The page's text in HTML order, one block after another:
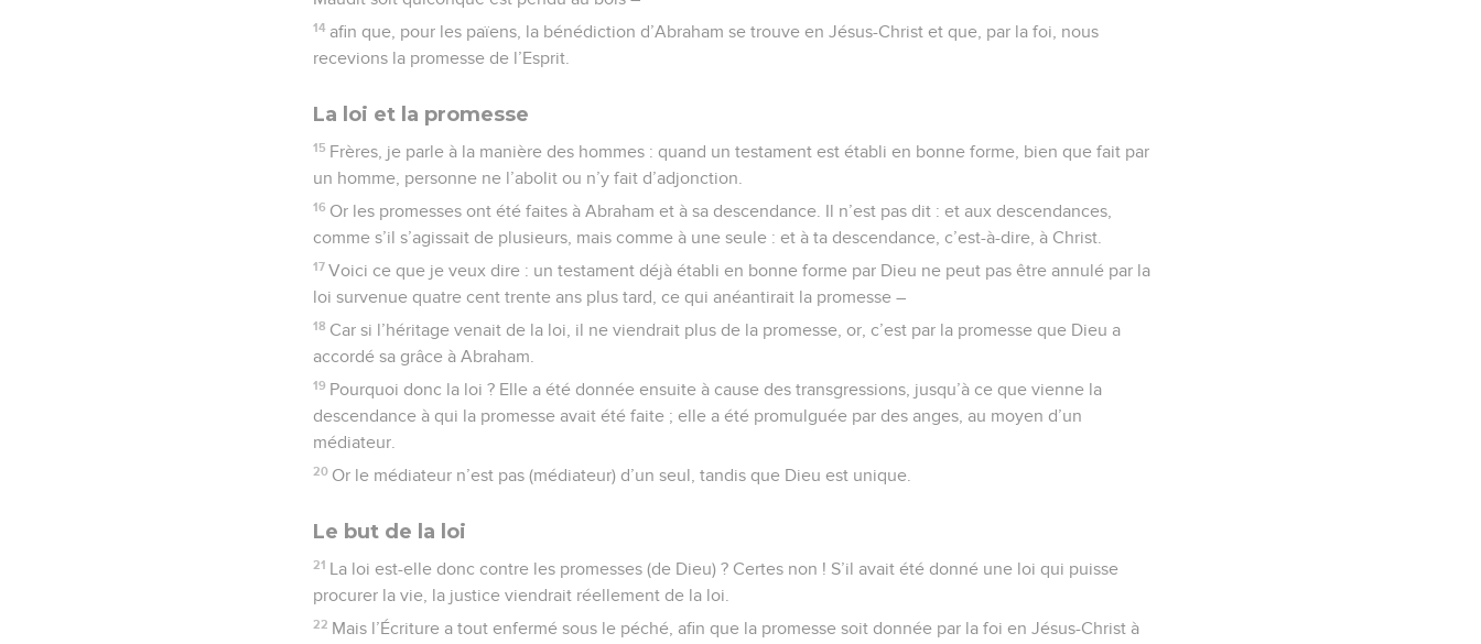
14 afin que, pour les païens, la bénédiction d’Abraham se trouve en Jésus-Christ et que, par la foi, nous
recevions la promesse de l’Esprit.
La loi et la promesse
15 Frères, je parle à la manière des hommes : quand un testament est établi en bonne forme, bien que fait par
un homme, personne ne l’abolit ou n’y fait d’adjonction.
16 Or les promesses ont été faites à Abraham et à sa descendance. Il n’est pas dit : et aux descendances,
comme s’il s’agissait de plusieurs, mais comme à une seule : et à ta descendance, c’est-à-dire, à Christ.
17 Voici ce que je veux dire : un testament déjà établi en bonne forme par Dieu ne peut pas être annulé par la
loi survenue quatre cent trente ans plus tard, ce qui anéantirait la promesse –
18 Car si l’héritage venait de la loi, il ne viendrait plus de la promesse, or, c’est par la promesse que Dieu a
accordé sa grâce à Abraham.
19 Pourquoi donc la loi ? Elle a été donnée ensuite à cause des transgressions, jusqu’à ce que vienne la
descendance à qui la promesse avait été faite ; elle a été promulguée par des anges, au moyen d’un
médiateur.
20 Or le médiateur n’est pas (médiateur) d’un seul, tandis que Dieu est unique.
Le but de la loi
21 La loi est-elle donc contre les promesses (de Dieu) ? Certes non ! S’il avait été donné une loi qui puisse
procurer la vie, la justice viendrait réellement de la loi.
22 Mais l’Écriture a tout enfermé sous le péché, afin que la promesse soit donnée par la foi en Jésus-Christ à